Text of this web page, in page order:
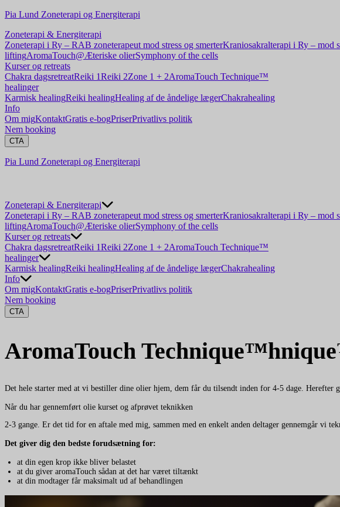
Pia Lund Zoneterapi og Energiterapi
Zoneterapi & Energiterapi
Zoneterapi i Ry – RAB zoneterapeut mod stress og smerterKraniosakralterapi i Ry – mod
liftingAromaTouch@Æteriske olierSymphony of the cells
Kurser og retreats
Chakra dagsretreatReiki 1Reiki 2Zone 1 + 2AromaTouch Technique™
healinger
Karmisk healingReiki healingHealing af de åndelige lægerChakrahealing
Info
Om migKontaktGratis e-bogPriserPrivatlivs politik
Nem booking
CTA
Pia Lund Zoneterapi og Energiterapi
Zoneterapi & Energiterapi
Zoneterapi i Ry – RAB zoneterapeut mod stress og smerterKraniosakralterapi i Ry – mod
liftingAromaTouch@Æteriske olierSymphony of the cells
Kurser og retreats
Chakra dagsretreatReiki 1Reiki 2Zone 1 + 2AromaTouch Technique™
healinger
Karmisk healingReiki healingHealing af de åndelige lægerChakrahealing
Info
Om migKontaktGratis e-bogPriserPrivatlivs politik
Nem booking
CTA
AromaTouch Technique™
Det hele starter med at vi bestiller dine olier hjem, dem får du tilsendt inden for 4-5 dage. Herefter
Når du har gennemført olie kurset og afprøvet teknikken
2-3 gange. Er det tid for en aftale med mig, sammen med en enkelt anden deltager gennemgår vi
Det giver dig den bedste forudsætning for:
at din egen krop ikke bliver belastet
at du giver aromaTouch sådan at det har været tiltænkt
at din modtager får maksimalt ud af behandlingen